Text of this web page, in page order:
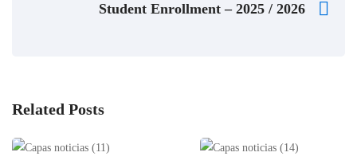
Student Enrollment – 2025 / 2026
Related Posts